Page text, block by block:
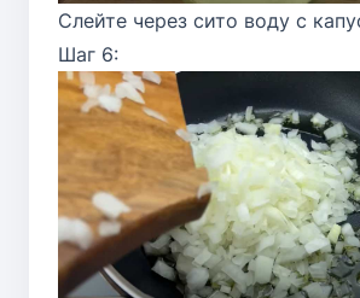
Слейте через сито воду с
Шаг 6: